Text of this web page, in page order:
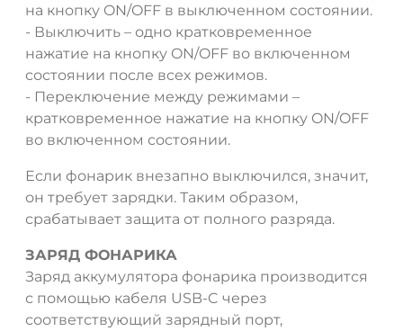
на кнопку ON/OFF в выключенном состоянии.
- Выключить – одно кратковременное
нажатие на кнопку ON/OFF во включенном
состоянии после всех режимов.
- Переключение между режимами –
кратковременное нажатие на кнопку ON/OFF
во включенном состоянии.
Если фонарик внезапно выключился, значит,
он требует зарядки. Таким образом,
срабатывает защита от полного разряда.
ЗАРЯД ФОНАРИКА
Заряд аккумулятора фонарика производится
с помощью кабеля USB-C через
соответствующий зарядный порт,